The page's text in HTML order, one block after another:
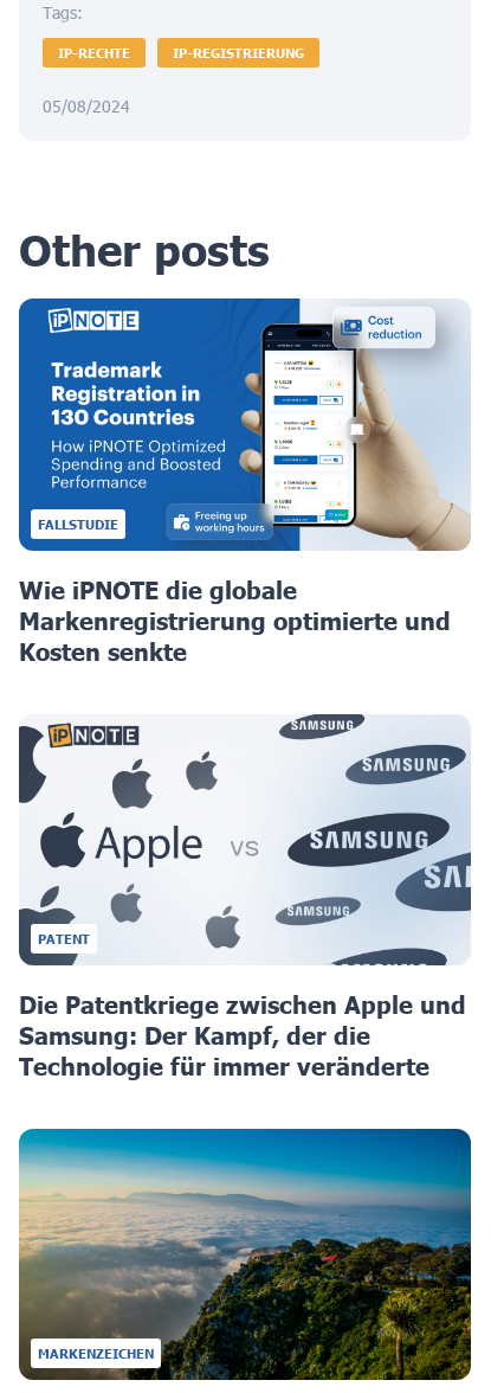
Tags:
IP-RECHTE IP-REGISTRIERUNG
05/08/2024
Other posts
FALLSTUDIE
Wie iPNOTE die globale
Markenregistrierung optimierte und
Kosten senkte
PATENT
Die Patentkriege zwischen Apple und
Samsung: Der Kampf, der die
Technologie für immer veränderte
MARKENZEICHEN